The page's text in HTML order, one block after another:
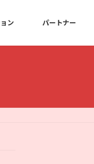
ン パートナー